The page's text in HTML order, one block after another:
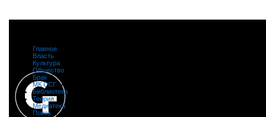
Главное
Власть
Культура
Общество
Брак
|
МК ССГ
|
Библиотека
Теория
Медиатека
Поиск
|